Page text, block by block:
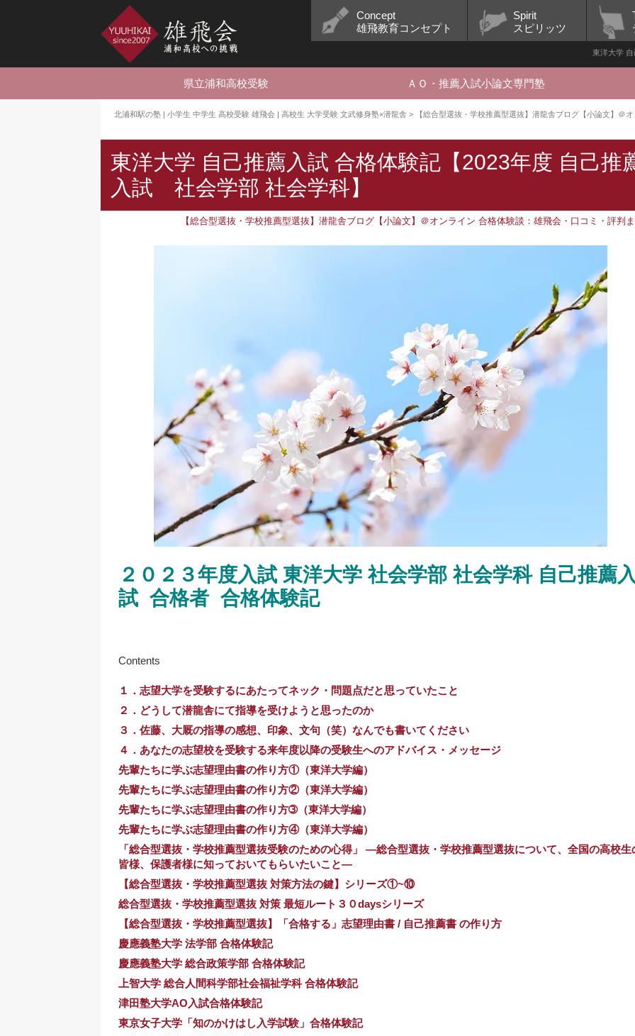
Concept
雄飛教育コンセプト
Spirit
スピリッツ
東洋大学
県立浦和高校受験 ＡＯ・推薦入試小論文専門塾
北浦和駅の塾 | 小学生 中学生 高校受験 雄飛会 | 高校生 大学受験 文武修身塾×潜龍舎 > 【総合型選抜・学校推薦型選抜】潜龍舎ブログ【小論文】＠
東洋大学 自己推薦入試 合格体験記【2023年度 自己推
入試 社会学部 社会学科】
【総合型選抜・学校推薦型選抜】潜龍舎ブログ【小論文】＠オンライン 合格体験談：雄飛会・口コミ・評判
２０２３年度入試 東洋大学 社会学部 社会学科 自己推薦
試 合格者 合格体験記
Contents
１．志望大学を受験するにあたってネック・問題点だと思っていたこと
２．どうして潜龍舎にて指導を受けようと思ったのか
３．佐藤、大厩の指導の感想、印象、文句（笑）なんでも書いてください
４．あなたの志望校を受験する来年度以降の受験生へのアドバイス・メッセージ
先輩たちに学ぶ志望理由書の作り方①（東洋大学編）
先輩たちに学ぶ志望理由書の作り方②（東洋大学編）
先輩たちに学ぶ志望理由書の作り方➂（東洋大学編）
先輩たちに学ぶ志望理由書の作り方④（東洋大学編）
「総合型選抜・学校推薦型選抜受験のための心得」 ―総合型選抜・学校推薦型選抜について、全国の高校生
皆様、保護者様に知っておいてもらいたいこと―
【総合型選抜・学校推薦型選抜 対策方法の鍵】シリーズ①~⑩
総合型選抜・学校推薦型選抜 対策 最短ルート３０daysシリーズ
【総合型選抜・学校推薦型選抜】「合格する」志望理由書 / 自己推薦書 の作り方
慶應義塾大学 法学部 合格体験記
慶應義塾大学 総合政策学部 合格体験記
上智大学 総合人間科学部社会福祉学科 合格体験記
津田塾大学AO入試合格体験記
東京女子大学「知のかけはし入学試験」合格体験記